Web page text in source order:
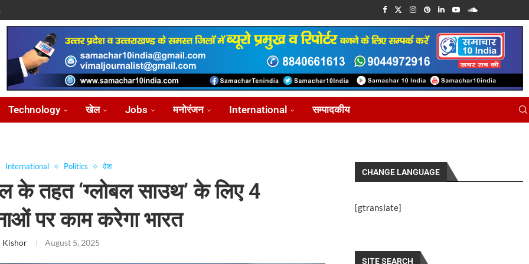
Technology खेल Jobs मनोरंजन International सम्पादकीय
International Politics देश
के तहत ‘ग्लोबल साउथ’ के लिए 4
पर काम करेगा भारत
Kishor August 5, 2025
CHANGE LANGUAGE
[gtranslate]
SITE SEARCH